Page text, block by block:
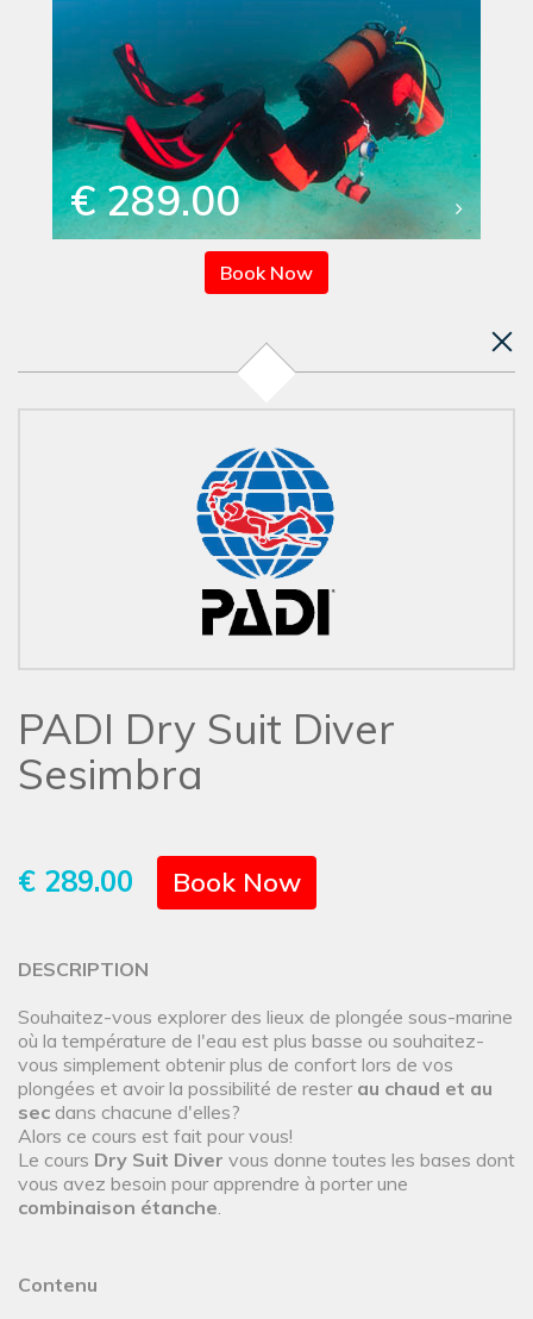
€ 289.00
Book Now
PADI Dry Suit Diver
Sesimbra
€ 289.00 Book Now
DESCRIPTION
Souhaitez-vous explorer des lieux de plongée sous-marine
où la température de l'eau est plus basse ou souhaitez-
vous simplement obtenir plus de confort lors de vos
plongées et avoir la possibilité de rester au chaud et au
sec dans chacune d'elles?
Alors ce cours est fait pour vous!
Le cours Dry Suit Diver vous donne toutes les bases dont
vous avez besoin pour apprendre à porter une
combinaison étanche.
Contenu